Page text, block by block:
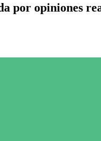
por opiniones